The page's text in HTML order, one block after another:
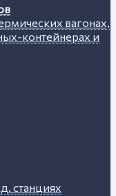
вагонах,
контейнерах и
станциях